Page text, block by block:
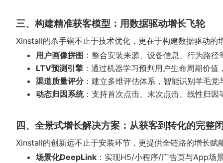
三、构建精准获客模型：用数据驱动增长飞轮
Xinstall的杀手锏不止于技术优化，更在于构建数据驱动的
用户画像拼图 ：整合安装来源、设备信息、行为路
LTV预测引擎 ：通过机器学习预判用户生命周期价值
渠道质量评分：建立多维评估体系，智能识别羊毛党
动态归因系统：支持首次点击、末次点击、线性归因
四、全景式增长解决方案：从获客到转化的完整
Xinstall的创新远不止于安装环节，更提供全链路的增长赋
场景化DeepLink ：实现H5/小程序/广告页与App场